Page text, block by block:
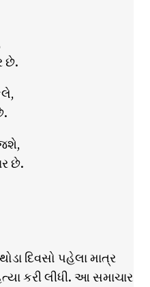
છે.
છે.
દિવસો પહેલા માત્ર
કરી લીધી. આ સમાચાર